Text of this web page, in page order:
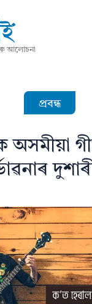
আলোচনা
প্ৰবন্ধ
অসমীয়া